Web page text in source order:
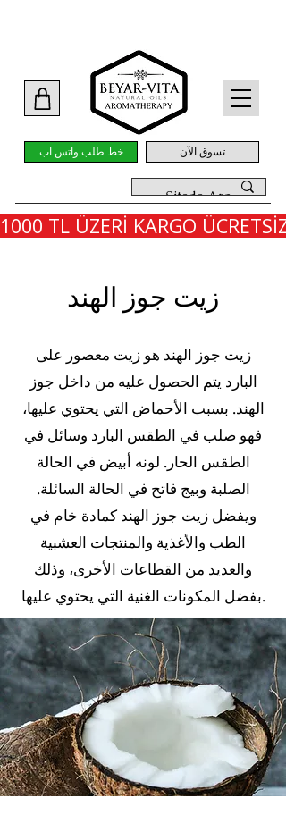
خط طلب واتس اب تسوق الآن
1000 TL ÜZERİ KARGO
زيت جوز الهند
زيت جوز الهند هو زيت معصور على
البارد يتم الحصول عليه من داخل جوز
الهند. بسبب الأحماض التي يحتوي عليها،
فهو صلب في الطقس البارد وسائل في
الطقس الحار. لونه أبيض في الحالة
الصلبة وبيج فاتح في الحالة السائلة.
ويفضل زيت جوز الهند كمادة خام في
الطب والأغذية والمنتجات العشبية
والعديد من القطاعات الأخرى، وذلك
بفضل المكونات الغنية التي يحتوي عليها.